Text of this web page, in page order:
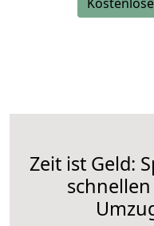
Zeit ist Geld: